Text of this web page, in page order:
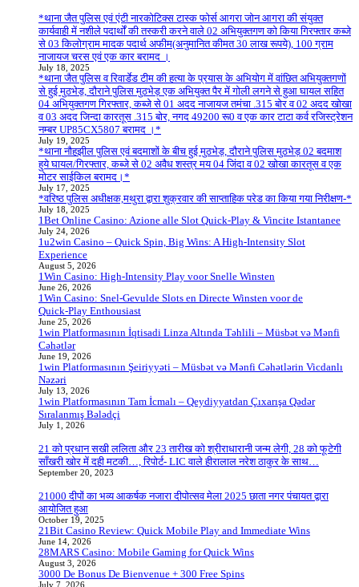
*थाना जैत पुलिस एवं एंटी नारकोटिक्स टास्क फोर्स आगरा जोन आगरा की संयुक्त
कार्यवाही में नशीले पदार्थों की तस्करी करने वाले 02 अभियुक्तगण को किया गिरफ्तार कब्जे
से 03 किलोग्राम मादक पदार्थ अफीम(अनुमानित कीमत 30 लाख रूपये), 100 ग्राम
नाजायज चरस एवं एक कार बरामद ।
July 18, 2025
*थाना जैत पुलिस व रिवार्डेड टीम की हत्या के प्रयास के अभियोग में वांछित अभियुक्तगणों
से हुई मुठभेड़, दौराने पुलिस मुठभेड़ एक अभियुक्त पैर में गोली लगने से हुआ घायल सहित
04 अभियुक्तगण गिरफ्तार, कब्जे से 01 अदद नाजायज तमंचा .315 बोर व 02 अदद खोखा
व 03 अदद जिन्दा कारतूस .315 बोर, नगद 49200 रू0 व एक कार टाटा कर्व रजिस्ट्रेशन
नम्बर UP85CX5807 बरामद ।*
July 19, 2025
*थाना नौहझील पुलिस एवं बदमाशों के बीच हुई मुठभेड़, दौराने पुलिस मुठभेड़ 02 बदमाश
हुये घायल/गिरफ्तार, कब्जे से 02 अवैध शस्त्र मय 04 जिंदा व 02 खोखा कारतूस व एक
मोटर साईकिल बरामद।*
July 17, 2025
*वरिष्ठ पुलिस अधीक्षक,मथुरा द्वारा शुक्रवार की साप्ताहिक परेड का किया गया निरीक्षण-*
July 18, 2025
1Bet Online Casino: Azione alle Slot Quick‑Play & Vincite Istantanee
July 24, 2026
1u2win Casino – Quick Spin, Big Wins: A High‑Intensity Slot
Experience
August 5, 2026
1Win Casino: High‑Intensity Play voor Snelle Winsten
June 26, 2026
1Win Casino: Snel‑Gevulde Slots en Directe Winsten voor de
Quick‑Play Enthousiast
June 25, 2026
1win Platformasının İqtisadi Linza Altında Təhlili – Müsbət və Mənfi
Cəhətlər
June 19, 2026
1win Platformasının Şeiriyyəti – Müsbət və Mənfi Cəhətlərin Vicdanlı
Nəzəri
July 13, 2026
1win Platformasının Tam İcmalı – Qeydiyyatdan Çıxarışa Qədər
Sıralanmış Bələdçi
July 1, 2026
21 को प्रधान सखी ललिता और 23 तारीख को श्रीराधारानी जन्म लेगी, 28 को फूटेगी
साँखरी खोर में दही मटकी…, रिपोर्ट- LIC वाले हीरालाल नरेश ठाकुर के साथ…
September 20, 2023
21000 दीपों का भव्य आकर्षक नजारा दीपोत्सव मेला 2025 छाता नगर पंचायत द्वारा
आयोजित हुआ
October 19, 2025
21Bit Casino Review: Quick Mobile Play and Immediate Wins
June 14, 2026
28MARS Casino: Mobile Gaming for Quick Wins
August 3, 2026
3000 De Bonus De Bienvenue + 300 Free Spins
July 7, 2026